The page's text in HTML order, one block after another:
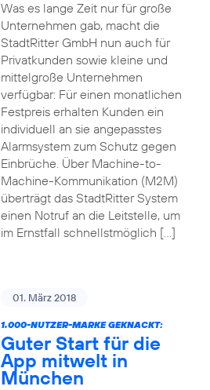
Was es lange Zeit nur für große
Unternehmen gab, macht die
StadtRitter GmbH nun auch für
Privatkunden sowie kleine und
mittelgroße Unternehmen
verfügbar: Für einen monatlichen
Festpreis erhalten Kunden ein
individuell an sie angepasstes
Alarmsystem zum Schutz gegen
Einbrüche. Über Machine-to-
Machine-Kommunikation (M2M)
überträgt das StadtRitter System
einen Notruf an die Leitstelle, um
im Ernstfall schnellstmöglich […]
01. März 2018
1.000-NUTZER-MARKE GEKNACKT:
Guter Start für die
App mitwelt in
München